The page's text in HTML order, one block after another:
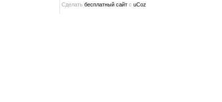
Сделать бесплатный сайт с uCoz